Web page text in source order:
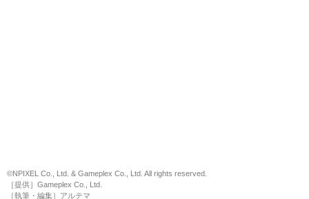
©NPIXEL Co., Ltd. & Gameplex Co., Ltd. All rights reserved.
［提供］Gameplex Co., Ltd.
［執筆・編集］アルテマ